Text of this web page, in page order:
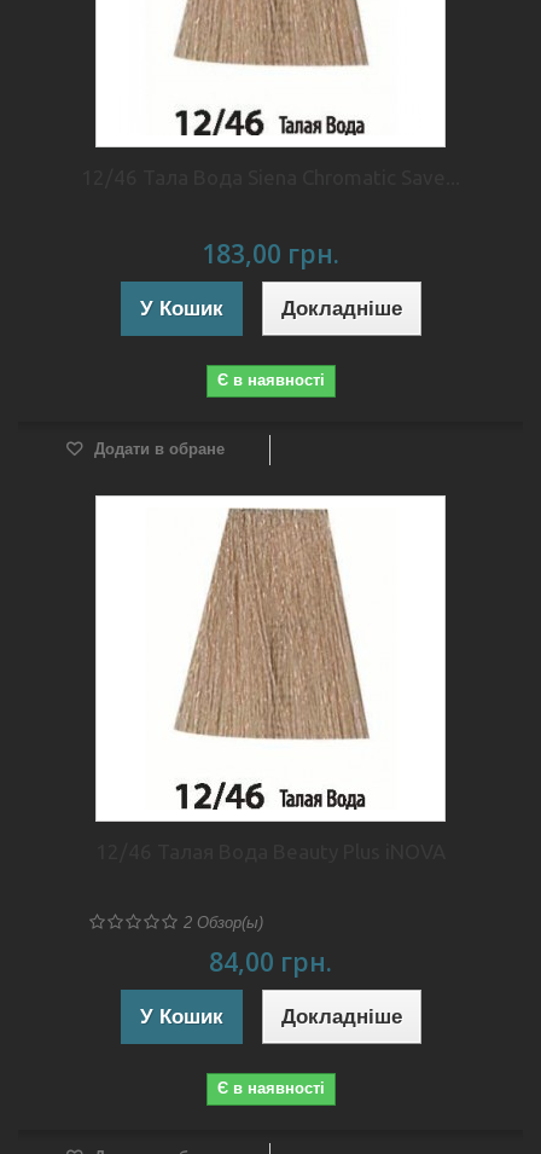
183,00 грн.
У Кошик Докладніше
Є в наявності
Додати в обране
2 Обзор(ы)
84,00 грн.
У Кошик Докладніше
Є в наявності